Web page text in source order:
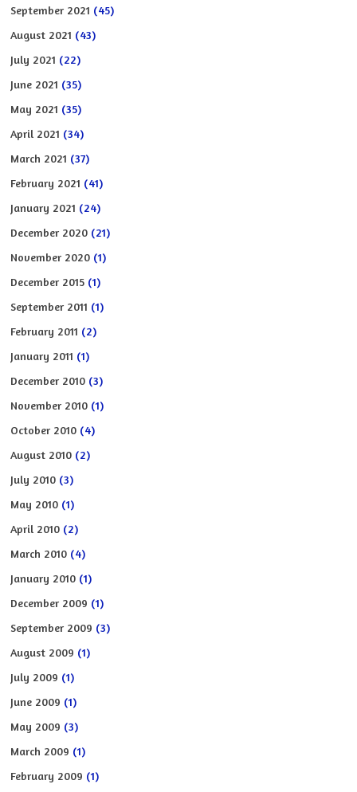
September 2021 (45)
August 2021 (43)
July 2021 (22)
June 2021 (35)
May 2021 (35)
April 2021 (34)
March 2021 (37)
February 2021 (41)
January 2021 (24)
December 2020 (21)
November 2020 (1)
December 2015 (1)
September 2011 (1)
February 2011 (2)
January 2011 (1)
December 2010 (3)
November 2010 (1)
October 2010 (4)
August 2010 (2)
July 2010 (3)
May 2010 (1)
April 2010 (2)
March 2010 (4)
January 2010 (1)
December 2009 (1)
September 2009 (3)
August 2009 (1)
July 2009 (1)
June 2009 (1)
May 2009 (3)
March 2009 (1)
February 2009 (1)